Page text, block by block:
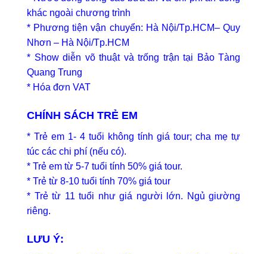
khác ngoài chương trình
* Phương tiện vận chuyển: Hà Nội/Tp.HCM– Quy
Nhơn – Hà Nội/Tp.HCM
* Show diễn võ thuật và trống trận tại Bảo Tàng
Quang Trung
* Hóa đơn VAT
CHÍNH SÁCH TRẺ EM
* Trẻ em 1- 4 tuổi không tính giá tour; cha mẹ tự
túc các chi phí (nếu có).
* Trẻ em từ 5-7 tuổi tính 50% giá tour.
* Trẻ từ 8-10 tuổi tính 70% giá tour
* Trẻ từ 11 tuổi như giá người lớn. Ngủ giường
riêng.
LƯU Ý: